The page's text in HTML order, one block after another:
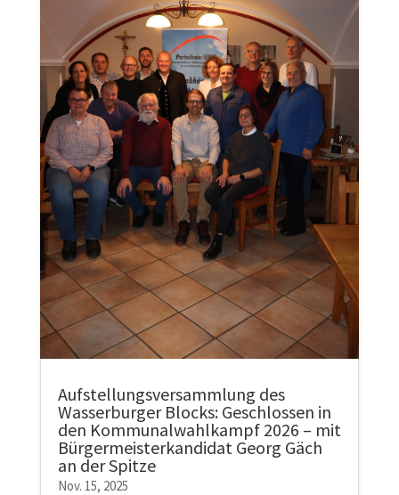
Aufstellungsversammlung des
Wasserburger Blocks: Geschlossen in
den Kommunalwahlkampf 2026 – mit
Bürgermeisterkandidat Georg Gäch
an der Spitze
Nov. 15, 2025